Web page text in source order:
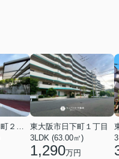
東大阪市日下町１丁目
3LDK (63.00㎡)
1,290万円